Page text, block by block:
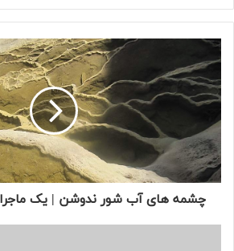
چشمه ‌های آب شور ندوشن | یک